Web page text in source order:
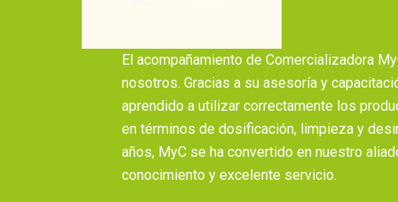
El acompañamiento de Comercializadora
nosotros. Gracias a su asesoría y
aprendido a utilizar correctamente los
en términos de dosificación, limpieza y
años, MyC se ha convertido en nuestro
conocimiento y excelente servicio.